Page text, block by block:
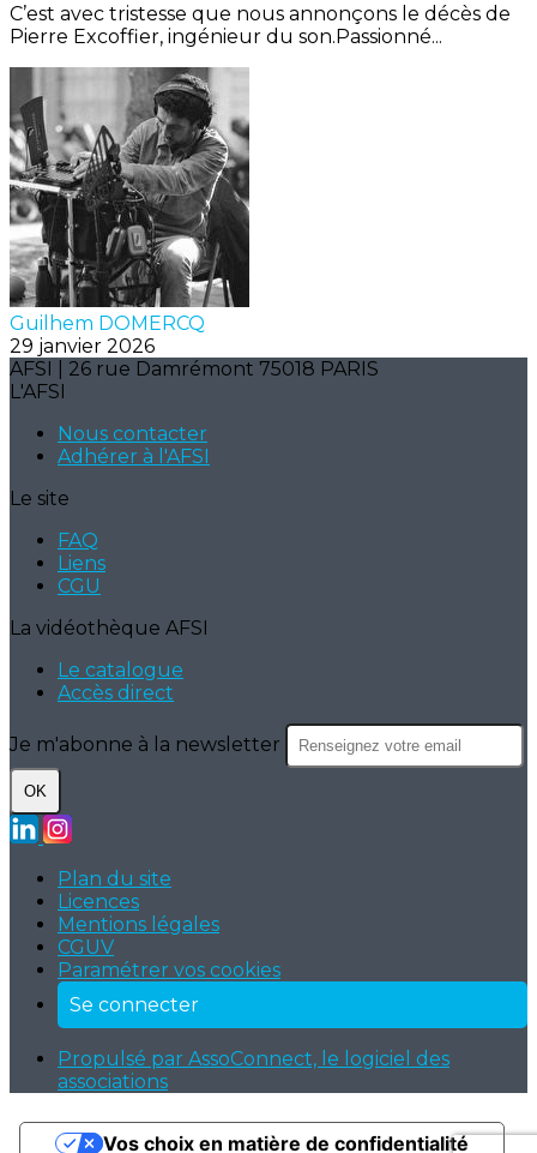
C’est avec tristesse que nous annonçons le décès de
Pierre Excoffier, ingénieur du son.Passionné...
Guilhem DOMERCQ
29 janvier 2026
AFSI | 26 rue Damrémont 75018 PARIS
L'AFSI
Nous contacter
Adhérer à l'AFSI
Le site
FAQ
Liens
CGU
La vidéothèque AFSI
Le catalogue
Accès direct
Je m'abonne à la newsletter
OK
Plan du site
Licences
Mentions légales
CGUV
Paramétrer vos cookies
Se connecter
Propulsé par AssoConnect, le logiciel des
associations
Vos choix en matière de confidentialité